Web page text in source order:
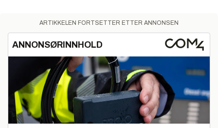
ARTIKKELEN FORTSETTER ETTER ANNONSEN
ANNONSØRINNHOLD